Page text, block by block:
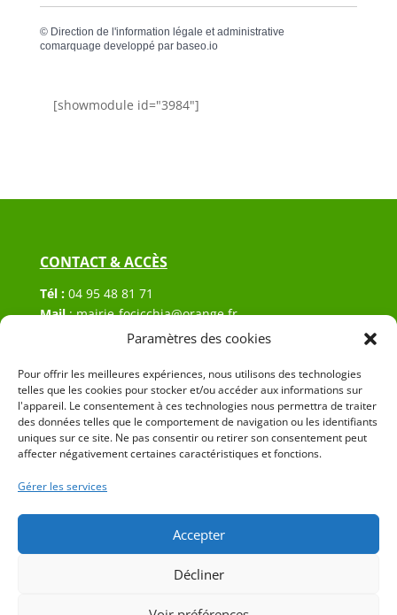
Paramètres des cookies
Pour offrir les meilleures expériences, nous utilisons des technologies
telles que les cookies pour stocker et/ou accéder aux informations sur
l'appareil. Le consentement à ces technologies nous permettra de traiter
des données telles que le comportement de navigation ou les identifiants
uniques sur ce site. Ne pas consentir ou retirer son consentement peut
affecter négativement certaines caractéristiques et fonctions.
Gérer les services
Accepter
Décliner
© Direction de l'information légale et administrative
comarquage developpé par baseo.io
[showmodule id="3984"]
CONTACT & ACCÈS
Tél : 04 95 48 81 71
Mail:mairie-focicchia@orange.fr
Hôtel de ville de Focicchia
20212 Focicchia